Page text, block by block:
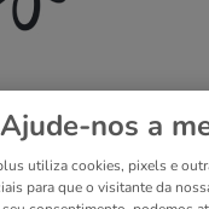
been changed
Ajude-nos a
utiliza cookies, pixels e
para que o visitante da